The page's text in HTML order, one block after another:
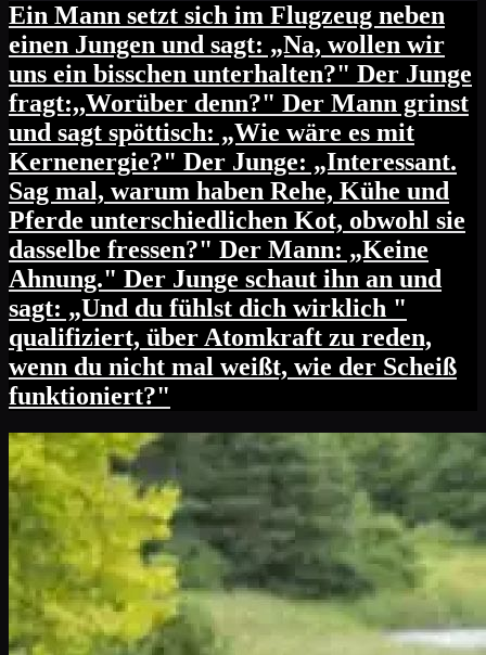
Ein Mann setzt sich im Flugzeug neben
einen Jungen und sagt: „Na, wollen wir
uns ein bisschen unterhalten?" Der Junge
fragt:,,Worüber denn?" Der Mann grinst
und sagt spöttisch: „Wie wäre es mit
Kernenergie?" Der Junge: „Interessant.
Sag mal, warum haben Rehe, Kühe und
Pferde unterschiedlichen Kot, obwohl sie
dasselbe fressen?" Der Mann: „Keine
Ahnung." Der Junge schaut ihn an und
sagt: „Und du fühlst dich wirklich "
qualifiziert, über Atomkraft zu reden,
wenn du nicht mal weißt, wie der Scheiß
funktioniert?"